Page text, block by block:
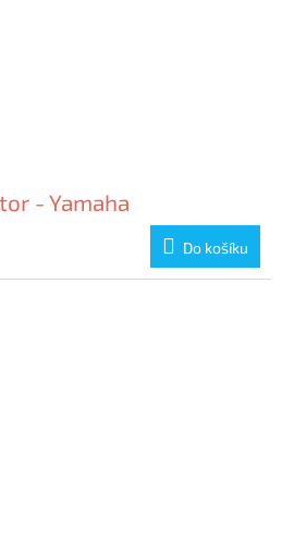
- Yamaha
Do košíku